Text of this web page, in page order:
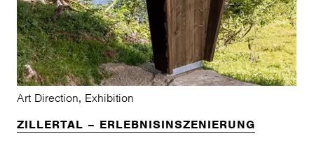
Art Direction, Exhibition
ZILLERTAL – ERLEBNISINSZENIERUNG